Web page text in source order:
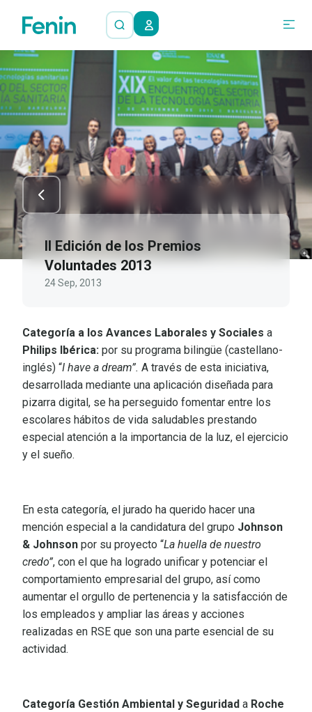
II Edición de los Premios
Voluntades 2013
24 Sep, 2013
Categoría a los Avances Laborales y Sociales a
Philips Ibérica: por su programa bilingüe (castellano-
inglés) “I have a dream”. A través de esta iniciativa,
desarrollada mediante una aplicación diseñada para
pizarra digital, se ha perseguido fomentar entre los
escolares hábitos de vida saludables prestando
especial atención a la importancia de la luz, el ejercicio
y el sueño.
En esta categoría, el jurado ha querido hacer una
mención especial a la candidatura del grupo Johnson
& Johnson por su proyecto “La huella de nuestro
credo”, con el que ha logrado unificar y potenciar el
comportamiento empresarial del grupo, así como
aumentar el orgullo de pertenencia y la satisfacción de
los empleados y ampliar las áreas y acciones
realizadas en RSE que son una parte esencial de su
actividad.
Categoría Gestión Ambiental y Seguridad a Roche